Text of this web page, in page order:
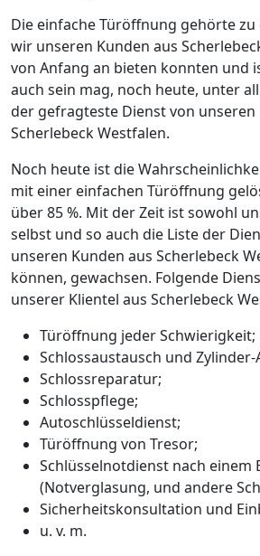
Die einfache Türöffnung gehörte zu
wir unseren Kunden aus
von Anfang an bieten konnten und
auch sein mag, noch heute, unter
der gefragteste Dienst von unseren
Scherlebeck Westfalen.
Noch heute ist die
mit einer einfachen Türöffnung
über 85 %. Mit der Zeit ist sowohl
selbst und so auch die Liste der
unseren Kunden aus Scherlebeck
können, gewachsen. Folgende
unserer Klientel aus Scherlebeck
Türöffnung jeder Schwierigkeit;
Schlossaustausch und Zylinder-
Schlossreparatur;
Schlosspflege;
Autoschlüsseldienst;
Türöffnung von Tresor;
Schlüsselnotdienst nach einem
(Notverglasung, und andere
Sicherheitskonsultation und
u. v. m.